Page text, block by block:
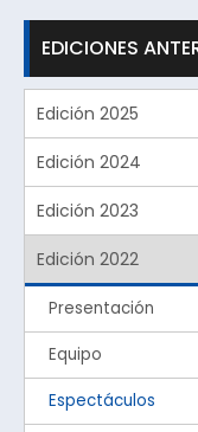
EDICIONES
Edición 2025
Edición 2024
Edición 2023
Edición 2022
Presentación
Equipo
Espectáculos